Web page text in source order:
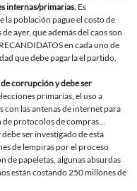
internas/primarias. Es
la población pague el costo de
ayer, que además del caos son
en cada uno de
que debe pagarla el partido,
corrupción y debe ser
primarias, el uso a
con las antenas de internet para
protocolos de compras…
ser investigado de esta
de lempiras por el proceso
de papeletas, algunas absurdas
están costando 250 millones de